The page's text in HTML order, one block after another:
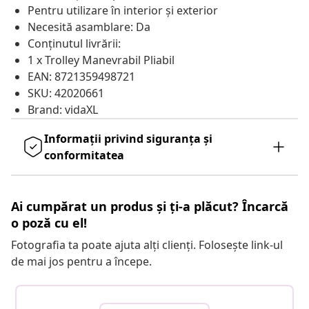
Pentru utilizare în interior și exterior
Necesită asamblare: Da
Conținutul livrării:
1 x Trolley Manevrabil Pliabil
EAN: 8721359498721
SKU: 42020661
Brand: vidaXL
Informații privind siguranța și
conformitatea
Ai cumpărat un produs și ți-a plăcut? Încarcă
o poză cu el!
Fotografia ta poate ajuta alți clienți. Folosește link-ul
de mai jos pentru a începe.